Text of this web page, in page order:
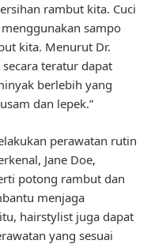
rambut kita. Cuci
sampo
kita. Menurut Dr.
teratur dapat
berlebih yang
dan lepek.”
perawatan rutin
Jane Doe,
potong rambut dan
menjaga
hairstylist juga dapat
yang sesuai